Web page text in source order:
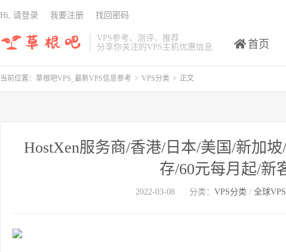
VPS参考、测评、推荐
分享你关注的VPS主机优惠信息
首页
Hi, 请登录 我要注册 找回密码
当前位置： 草根吧VPS_最新VPS信息参考 > VPS分类 > 正文
HostXen服务商/香港/日本/美国/新加
存/60元每月起/新
2022-03-08 分类： VPS分类 / 全球VPS